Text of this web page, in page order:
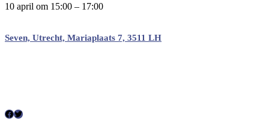
10 april om 15:00 – 17:00
Seven, Utrecht, Mariaplaats 7, 3511 LH
F T